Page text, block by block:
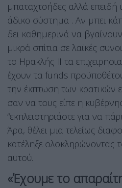
μπαταχτσήδες αλλά επειδή
άδικο σύστημα . Αν μπει
δει καθημερινά να
μικρά σπίτια σε λαϊκές
το Ηρακλής ΙΙ τα
έχουν τα funds
την έκπτωση των κρατικών
σαν να τους είπε η
“εκπλειστηριάστε για να
Άρα, θέλει μια τελείως
κατέληξε ολοκληρώνοντας
αυτού.
«Έχουμε το